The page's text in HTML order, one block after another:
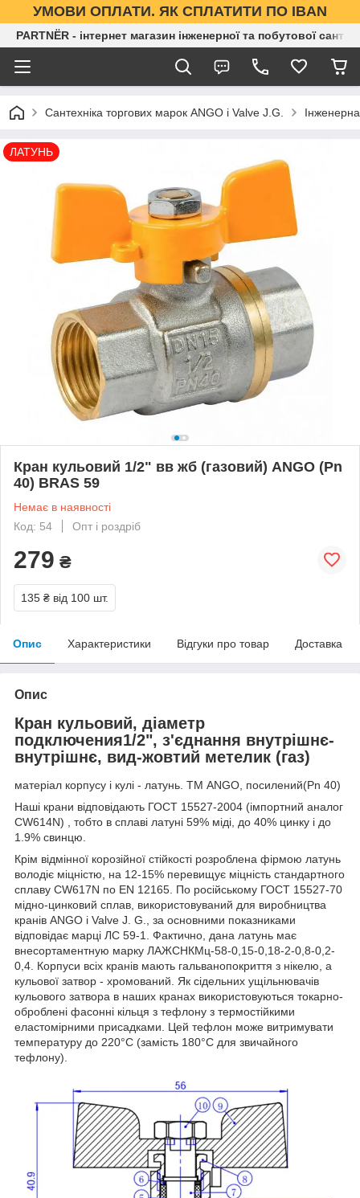
УМОВИ ОПЛАТИ. ЯК СПЛАТИТИ ПО IBAN
PARTNЁR - інтернет магазин інженерної та побутової
Сантехніка торгових марок ANGO і Valve J.G.
ЛАТУНЬ
Кран кульовий 1/2" вв жб (газовий) ANGO (Pn
40) BRAS 59
Немає в наявності
Код: 54
Опт і роздріб
279 ₴
135 ₴ від 100 шт.
Опис Характеристики Відгуки про товар Доставка
Опис
Кран кульовий, діаметр
подключения1/2", з'єднання внутрішнє-
внутрішнє, вид-жовтий метелик (газ)
матеріал корпусу і кулі - латунь. ТМ ANGO, посилений(Pn 40)
Наші крани відповідають ГОСТ 15527-2004 (імпортний аналог
CW614N) , тобто в сплаві латуні 59% міді, до 40% цинку і до
1.9% свинцю.
Крім відмінної корозійної стійкості розроблена фірмою латунь
володіє міцністю, на 12-15% перевищує міцність стандартного
сплаву CW617N по EN 12165. По російському ГОСТ 15527-70
мідно-цинковий сплав, використовуваний для виробництва
кранів ANGO і Valve J. G., за основними показниками
відповідає марці ЛС 59-1. Фактично, дана латунь має
внесортаментную марку ЛАЖСНКМц-58-0,15-0,18-2-0,8-0,2-
0,4. Корпуси всіх кранів мають гальванопокриття з нікелю, а
кульової затвор - хромований. Як сідельних ущільнювачів
кульового затвора в наших кранах використовуються токарно-
оброблені фасонні кільця з тефлону з термостійкими
еластомірними присадками. Цей тефлон може витримувати
температуру до 220°С (замість 180°С для звичайного
тефлону).